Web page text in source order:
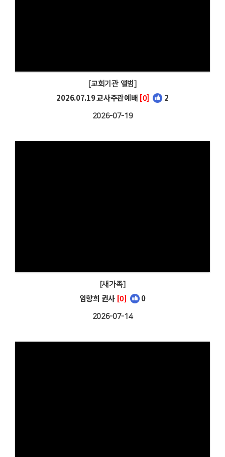
[교회기관 앨범]
2026.07.19 교사주관예배 [0] 2
2026-07-19
[새가족]
임향희 권사 [0] 0
2026-07-14